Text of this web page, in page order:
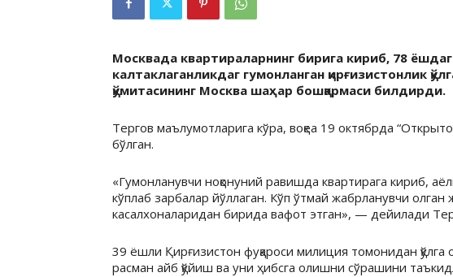
Москвада квартираларнинг бирига кириб, 78
калтаклаганликдаг гумонланган қирғизистонлик
қўмитасининг Москва шаҳар бошқармаси билдирди.
Тергов маълумотларига кўра, воқеа 19 октябрда
бўлган.
«Гумонланувчи ноқонуний равишда квартирага кириб,
кўплаб зарбалар йўллаган. Кўп ўтмай жабрланувчи
касалхоналаридан бирида вафот этган», — дейилади
39 ёшли Қирғизистон фуқароси милиция томонидан қўлга
расман айб қўйиш ва уни ҳибсга олишни сўрашини